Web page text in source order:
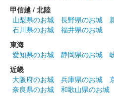
沼田城跡 御城印
販売終了
沼田城跡 御城印
甲信越 / 北陸
山梨県のお城
長野県のお城
石川県のお城
福井県のお城
東海
愛知県のお城
静岡県のお城
近畿
大阪府のお城
兵庫県のお城
奈良県のお城
和歌山県のお城